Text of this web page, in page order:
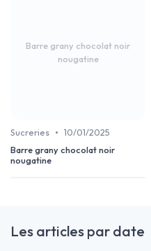
Barre grany chocolat noir
nougatine
Sucreries • 10/01/2025
Barre grany chocolat noir
nougatine
Les articles par date